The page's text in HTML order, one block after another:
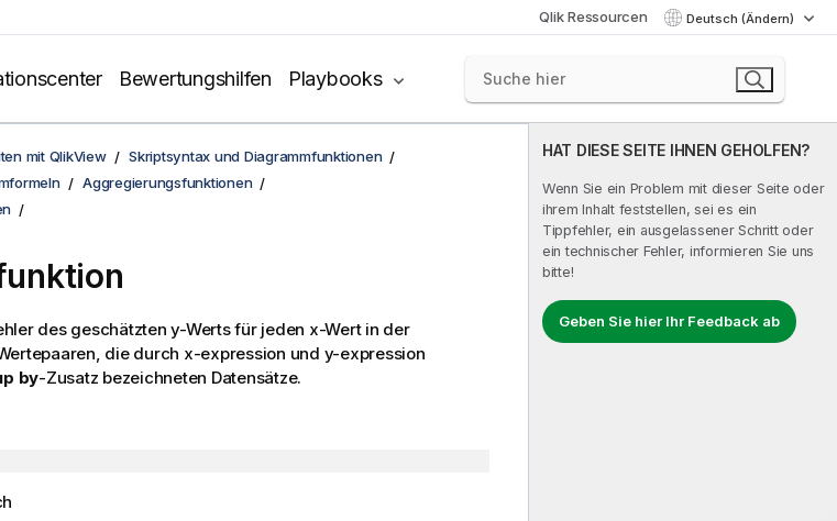
Qlik Ressourcen Deutsch (Ändern)
Bewertungshilfen Playbooks
HAT DIESE SEITE IHNEN GEHOLFEN?
Wenn Sie ein Problem mit dieser Seite oder
ihrem Inhalt feststellen, sei es ein
Tippfehler, ein ausgelassener Schritt oder
ein technischer Fehler, informieren Sie uns
bitte!
Geben Sie hier Ihr Feedback ab
mit QlikView
Skriptsyntax und Diagrammfunktionen
Aggregierungsfunktionen
des geschätzten y-Werts für jeden x-Wert in der
die durch x-expression und y-expression
by-Zusatz bezeichneten Datensätze.